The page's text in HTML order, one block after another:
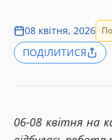
08 квітня, 2026
ПОДІЛИТИСЯ
06-08 квітня на